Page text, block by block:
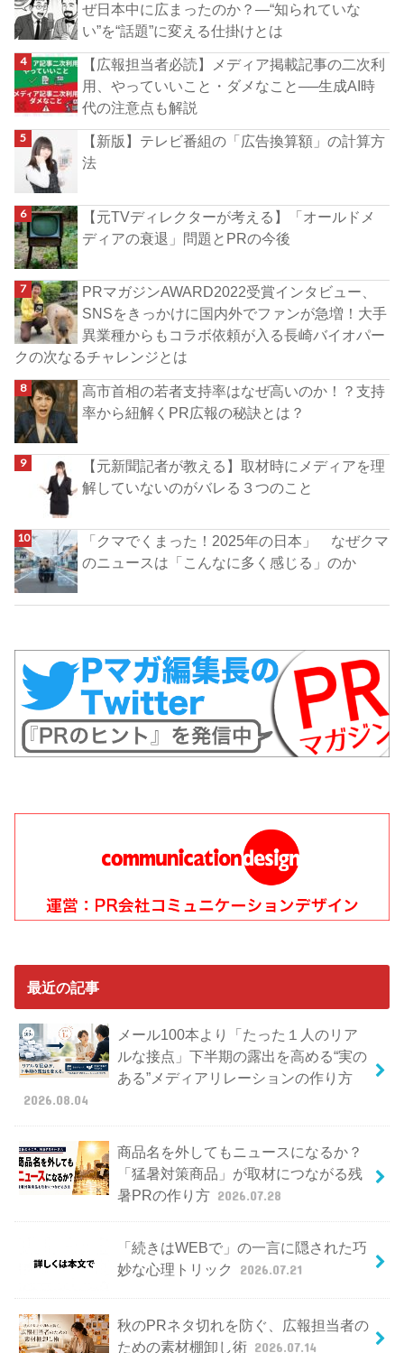
ぜ日本中に広まったのか？―“知られていな
い”を“話題”に変える仕掛けとは
【広報担当者必読】メディア掲載記事の二次利
用、やっていいこと・ダメなこと──生成AI時
代の注意点も解説
【新版】テレビ番組の「広告換算額」の計算方
法
【元TVディレクターが考える】「オールドメ
ディアの衰退」問題とPRの今後
PRマガジンAWARD2022受賞インタビュー、
SNSをきっかけに国内外でファンが急増！大手
異業種からもコラボ依頼が入る長崎バイオパー
クの次なるチャレンジとは
高市首相の若者支持率はなぜ高いのか！？支持
率から紐解くPR広報の秘訣とは？
【元新聞記者が教える】取材時にメディアを理
解していないのがバレる３つのこと
「クマでくまった！2025年の日本」 なぜクマ
のニュースは「こんなに多く感じる」のか
最近の記事
メール100本より「たった１人のリア
ルな接点」下半期の露出を高める“実の
ある”メディアリレーションの作り方
2026.08.04
商品名を外してもニュースになるか？
「猛暑対策商品」が取材につながる残
暑PRの作り方 2026.07.28
「続きはWEBで」の一言に隠された巧
妙な心理トリック
2026.07.21
秋のPRネタ切れを防ぐ、広報担当者の
ための素材棚卸し術 2026.07.14